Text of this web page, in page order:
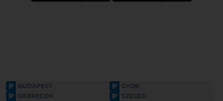
P BUDAPEST P GYŐR
P DEBRECEN P SZEGED